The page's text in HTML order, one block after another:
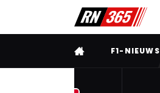
VOLLEDIG MENU
F1-NIEUWS